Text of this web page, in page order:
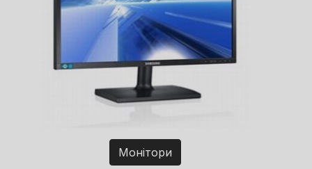
Монітори